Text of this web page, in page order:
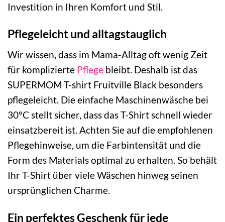
Investition in Ihren Komfort und Stil.
Pflegeleicht und alltagstauglich
Wir wissen, dass im Mama-Alltag oft wenig Zeit
für komplizierte Pflege bleibt. Deshalb ist das
SUPERMOM T-shirt Fruitville Black besonders
pflegeleicht. Die einfache Maschinenwäsche bei
30°C stellt sicher, dass das T-Shirt schnell wieder
einsatzbereit ist. Achten Sie auf die empfohlenen
Pflegehinweise, um die Farbintensität und die
Form des Materials optimal zu erhalten. So behält
Ihr T-Shirt über viele Wäschen hinweg seinen
ursprünglichen Charme.
Ein perfektes Geschenk für jede